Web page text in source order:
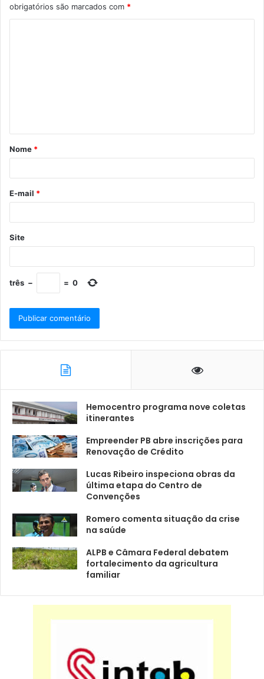
obrigatórios são marcados com *
Nome *
E-mail *
Site
três − = 0
Hemocentro programa nove coletas
itinerantes
Empreender PB abre inscrições para
Renovação de Crédito
Lucas Ribeiro inspeciona obras da
última etapa do Centro de
Convenções
Romero comenta situação da crise
na saúde
ALPB e Câmara Federal debatem
fortalecimento da agricultura
familiar